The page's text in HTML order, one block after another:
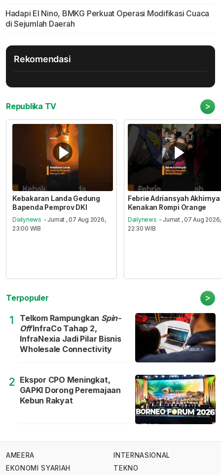
Hadapi El Nino, BMKG Perkuat Operasi Modifikasi Cuaca
di Sejumlah Daerah
Rekomendasi
Republika TV >
Kebakaran Landa Gedung
Bapenda Pemprov DKI
Dailynews - Jumat , 07 Aug 2026,
23:00 WIB
Febrie Adriansyah Akhirnya
Kenakan Rompi Orange
Dailynews - Jumat , 07 Aug 2026,
22:30 WIB
Terpopuler >
1 Telkom Rampungkan Spin-
OffInfraCo Tahap 2,
InfraNexia Jadi Pilar Bisnis
Wholesale Connectivity
2 Ekspor CPO Meningkat,
GAPKI Dorong Peremajaan
Kebun Rakyat
AMEERA
EKONOMI SYARIAH
INTERNASIONAL
TEKNO